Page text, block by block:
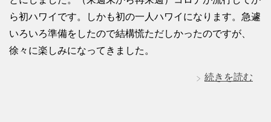
ら初ハワイです。しかも初の一人ハワイになります。急遽
いろいろ準備をしたので結構慌ただしかったのですが、
徐々に楽しみになってきました。
続きを読む